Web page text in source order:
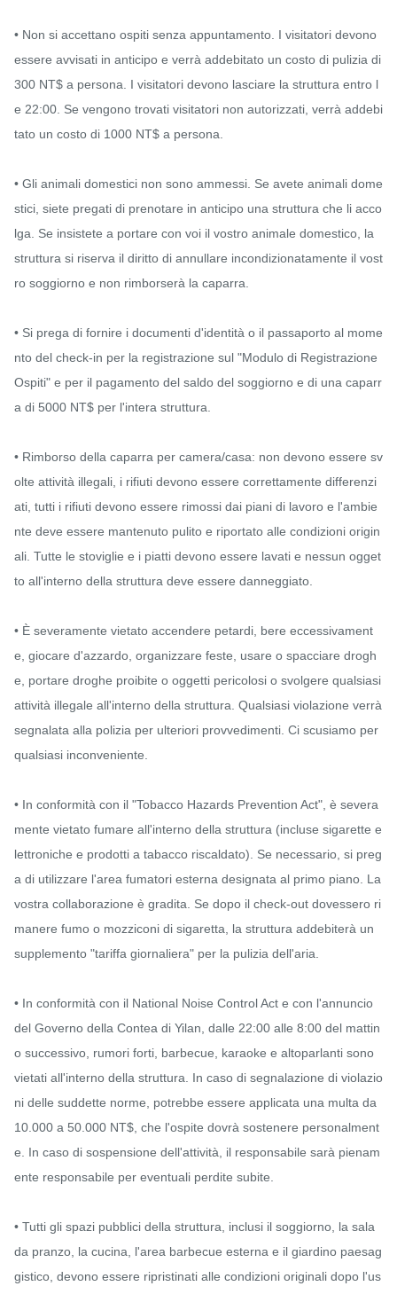
• Non si accettano ospiti senza appuntamento. I visitatori devono
essere avvisati in anticipo e verrà addebitato un costo di pulizia di
300 NT$ a persona. I visitatori devono lasciare la struttura entro l
e 22:00. Se vengono trovati visitatori non autorizzati, verrà addebi
tato un costo di 1000 NT$ a persona.
• Gli animali domestici non sono ammessi. Se avete animali dome
stici, siete pregati di prenotare in anticipo una struttura che li acco
lga. Se insistete a portare con voi il vostro animale domestico, la
struttura si riserva il diritto di annullare incondizionatamente il vost
ro soggiorno e non rimborserà la caparra.
• Si prega di fornire i documenti d'identità o il passaporto al mome
nto del check-in per la registrazione sul "Modulo di Registrazione
Ospiti" e per il pagamento del saldo del soggiorno e di una caparr
a di 5000 NT$ per l'intera struttura.
• Rimborso della caparra per camera/casa: non devono essere sv
olte attività illegali, i rifiuti devono essere correttamente differenzi
ati, tutti i rifiuti devono essere rimossi dai piani di lavoro e l'ambie
nte deve essere mantenuto pulito e riportato alle condizioni origin
ali. Tutte le stoviglie e i piatti devono essere lavati e nessun ogget
to all'interno della struttura deve essere danneggiato.
• È severamente vietato accendere petardi, bere eccessivament
e, giocare d'azzardo, organizzare feste, usare o spacciare drogh
e, portare droghe proibite o oggetti pericolosi o svolgere qualsiasi
attività illegale all'interno della struttura. Qualsiasi violazione verrà
segnalata alla polizia per ulteriori provvedimenti. Ci scusiamo per
qualsiasi inconveniente.
• In conformità con il "Tobacco Hazards Prevention Act", è severa
mente vietato fumare all'interno della struttura (incluse sigarette e
lettroniche e prodotti a tabacco riscaldato). Se necessario, si preg
a di utilizzare l'area fumatori esterna designata al primo piano. La
vostra collaborazione è gradita. Se dopo il check-out dovessero ri
manere fumo o mozziconi di sigaretta, la struttura addebiterà un
supplemento "tariffa giornaliera" per la pulizia dell'aria.
• In conformità con il National Noise Control Act e con l'annuncio
del Governo della Contea di Yilan, dalle 22:00 alle 8:00 del mattin
o successivo, rumori forti, barbecue, karaoke e altoparlanti sono
vietati all'interno della struttura. In caso di segnalazione di violazio
ni delle suddette norme, potrebbe essere applicata una multa da
10.000 a 50.000 NT$, che l'ospite dovrà sostenere personalment
e. In caso di sospensione dell'attività, il responsabile sarà pienam
ente responsabile per eventuali perdite subite.
• Tutti gli spazi pubblici della struttura, inclusi il soggiorno, la sala
da pranzo, la cucina, l'area barbecue esterna e il giardino paesag
gistico, devono essere ripristinati alle condizioni originali dopo l'us